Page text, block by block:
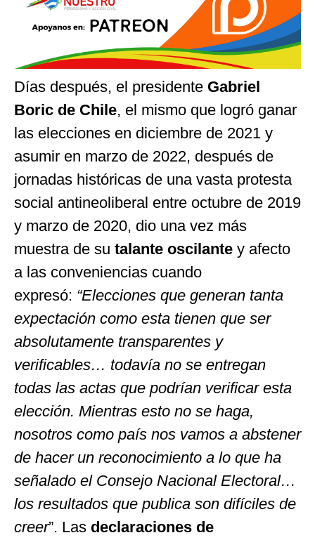
Días después, el presidente Gabriel
Boric de Chile, el mismo que logró ganar
las elecciones en diciembre de 2021 y
asumir en marzo de 2022, después de
jornadas históricas de una vasta protesta
social antineoliberal entre octubre de 2019
y marzo de 2020, dio una vez más
muestra de su talante oscilante y afecto
a las conveniencias cuando
expresó: “Elecciones que generan tanta
expectación como esta tienen que ser
absolutamente transparentes y
verificables… todavía no se entregan
todas las actas que podrían verificar esta
elección. Mientras esto no se haga,
nosotros como país nos vamos a abstener
de hacer un reconocimiento a lo que ha
señalado el Consejo Nacional Electoral…
los resultados que publica son difíciles de
creer”. Las declaraciones de